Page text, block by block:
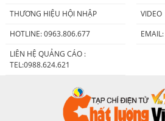
THƯƠNG HIỆU HỘI NHẬP
VIDEO
HOTLINE: 0963.806.677
EMAIL:
LIÊN HỆ QUẢNG CÁO :
TEL:0988.624.621